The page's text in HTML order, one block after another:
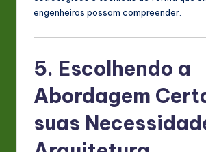
engenheiros possam compreender.
5. Escolhendo a
Abordagem
suas